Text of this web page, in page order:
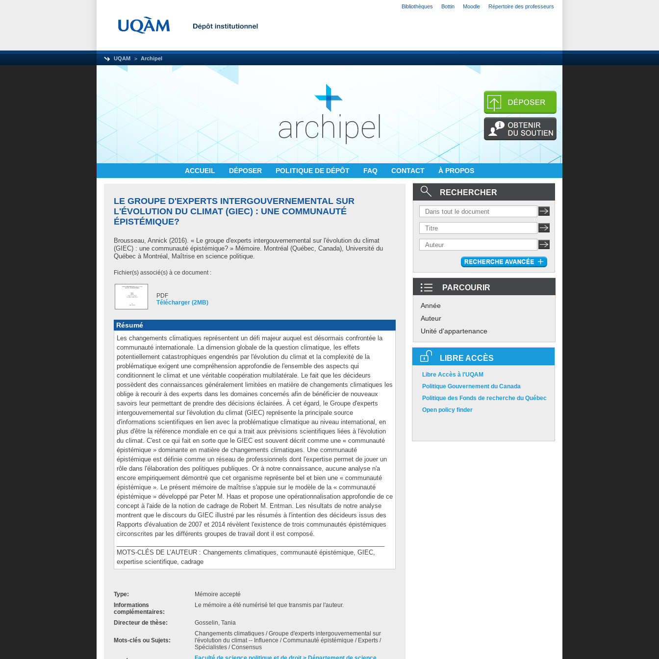
Bibliothèques Bottin Moodle Répertoire des professeurs
UQAM Archipel
ACCUEIL DÉPOSER POLITIQUE DE DÉPÔT FAQ CONTACT À PROPOS
LE GROUPE D'EXPERTS INTERGOUVERNEMENTAL SUR
L'ÉVOLUTION DU CLIMAT (GIEC) : UNE COMMUNAUTÉ
ÉPISTÉMIQUE?
Brousseau, Annick (2016). « Le groupe d'experts intergouvernemental sur l'évolution du climat
(GIEC) : une communauté épistémique? » Mémoire. Montréal (Québec, Canada), Université du
Québec à Montréal, Maîtrise en science politique.
Fichier(s) associé(s) à ce document :
PDF
Télécharger (2MB)
Résumé
Les changements climatiques représentent un défi majeur auquel est désormais confrontée la
communauté internationale. La dimension globale de la question climatique, les effets
potentiellement catastrophiques engendrés par l'évolution du climat et la complexité de la
problématique exigent une compréhension approfondie de l'ensemble des aspects qui
conditionnent le climat et une véritable coopération multilatérale. Le fait que les décideurs
possèdent des connaissances généralement limitées en matière de changements climatiques les
oblige à recourir à des experts dans les domaines concernés afin de bénéficier de nouveaux
savoirs leur permettant de prendre des décisions éclairées. À cet égard, le Groupe d'experts
intergouvernemental sur l'évolution du climat (GIEC) représente la principale source
d'informations scientifiques en lien avec la problématique climatique au niveau international, en
plus d'être la référence mondiale en ce qui a trait aux prévisions scientifiques liées à l'évolution
du climat. C'est ce qui fait en sorte que le GIEC est souvent décrit comme une « communauté
épistémique » dominante en matière de changements climatiques. Une communauté
épistémique est définie comme un réseau de professionnels dont l'expertise permet de jouer un
rôle dans l'élaboration des politiques publiques. Or à notre connaissance, aucune analyse n'a
encore empiriquement démontré que cet organisme représente bel et bien une « communauté
épistémique ». Le présent mémoire de maîtrise s'appuie sur le modèle de la « communauté
épistémique » développé par Peter M. Haas et propose une opérationnalisation approfondie de ce
concept à l'aide de la notion de cadrage de Robert M. Entman. Les résultats de notre analyse
montrent que le discours du GIEC illustré par les résumés à l'intention des décideurs issus des
Rapports d'évaluation de 2007 et 2014 révèlent l'existence de trois communautés épistémiques
circonscrites par les différents groupes de travail dont il est composé.
MOTS-CLÉS DE L’AUTEUR : Changements climatiques, communauté épistémique, GIEC,
expertise scientifique, cadrage
Type:
Mémoire accepté
Informations
complémentaires:
Le mémoire a été numérisé tel que transmis par l'auteur.
Directeur de thèse: Gosselin, Tania
Mots-clés ou Sujets:
Changements climatiques / Groupe d'experts intergouvernemental sur
l'évolution du climat -- Influence / Communauté épistémique / Experts /
Spécialistes / Consensus
RECHERCHER
PARCOURIR
Année
Auteur
Unité d'appartenance
LIBRE ACCÈS
Libre Accès à l'UQAM
Politique Gouvernement du Canada
Politique des Fonds de recherche du Québec
Open policy finder